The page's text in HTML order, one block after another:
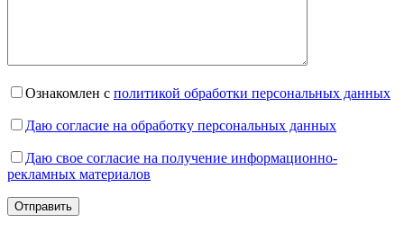
Ознакомлен с политикой обработки персональных данных
Даю согласие на обработку персональных данных
Даю свое согласие на получение информационно-
рекламных материалов